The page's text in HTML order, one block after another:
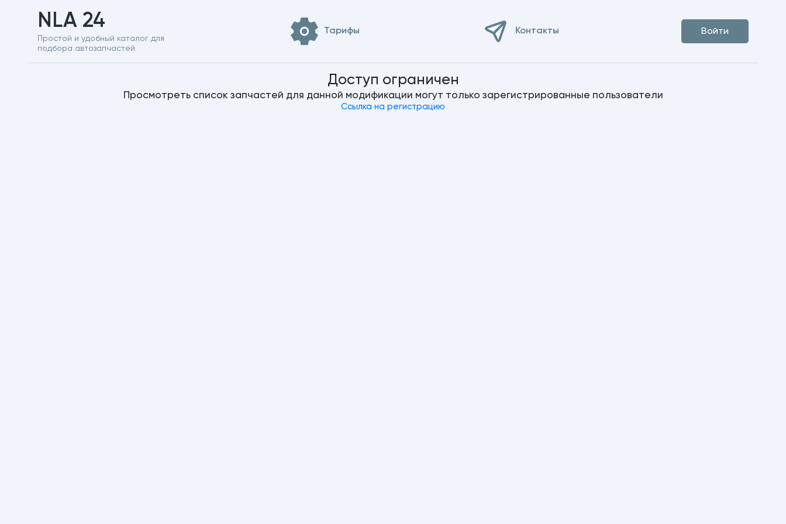
NLA 24
Простой и удобный каталог для
подбора автозапчастей
Тарифы Контакты Войти
Доступ ограничен
Просмотреть список запчастей для данной модификации могут только зарегистрированные пользователи
Ссылка на регистрацию